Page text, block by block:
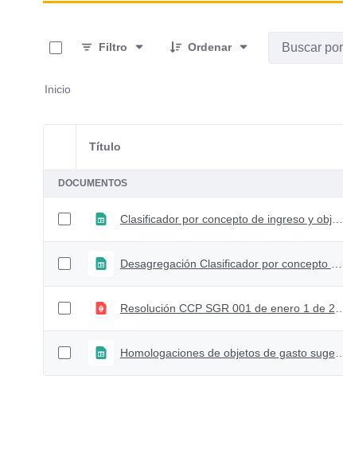
Filtro
Ordenar
Inicio
Selección del elemento
Título
DOCUMENTOS
Clasificador por concepto de ingreso y objeto de gasto Nivel de Ley